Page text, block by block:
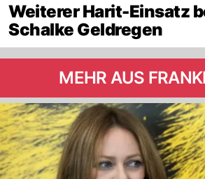
Weiterer Harit-Einsatz
Schalke Geldregen
MEHR AUS